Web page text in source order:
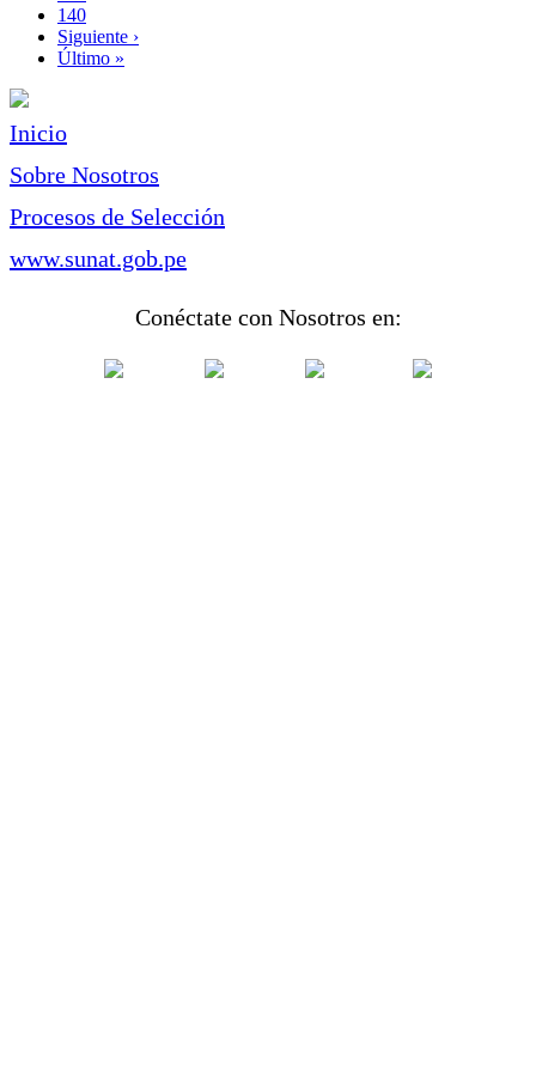
Page
140
Siguiente
página
Siguiente ›
Última
Último »
Inicio
Sobre Nosotros
Procesos de Selección
www.sunat.gob.pe
Conéctate con Nosotros en: